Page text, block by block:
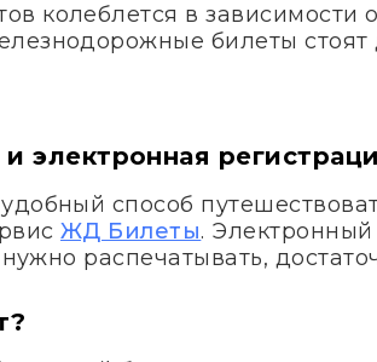
колеблется в зависимости
билеты
электронная
способ
ЖД Билеты.
распечатывать,